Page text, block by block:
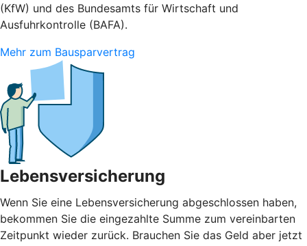
(KfW) und des Bundesamts für Wirtschaft und
Ausfuhrkontrolle (BAFA).
Mehr zum Bausparvertrag
Lebensversicherung
Wenn Sie eine Lebensversicherung abgeschlossen haben,
bekommen Sie die eingezahlte Summe zum vereinbarten
Zeitpunkt wieder zurück. Brauchen Sie das Geld aber jetzt